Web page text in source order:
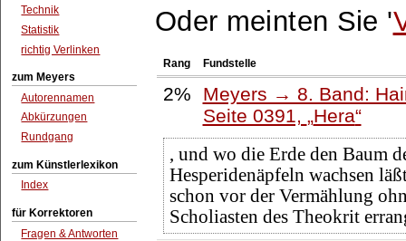
Technik
Statistik
richtig Verlinken
zum Meyers
Autorennamen
Abkürzungen
Rundgang
zum Künstlerlexikon
Index
für Korrektoren
Fragen & Antworten
Oder meinten Sie '
Rang Fundstelle
2%
Meyers → 8. Band:
Seite 0391,
Hera
, und wo die Erde den Baum
Hesperidenäpfeln wachsen
schon vor der Vermählung
Scholiasten des Theokrit